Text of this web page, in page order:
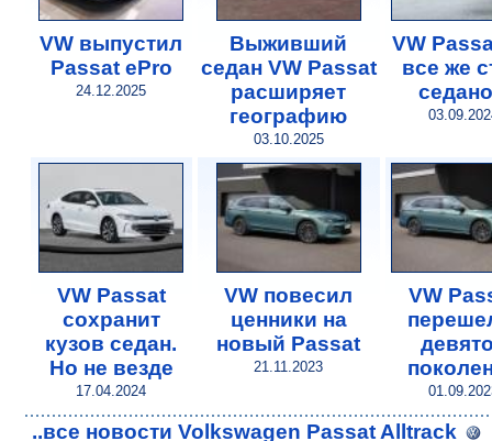
VW выпустил
Passat ePro
24.12.2025
Выживший
седан VW Passat
расширяет
географию
03.10.2025
VW
все же
VW Passat
сохранит
кузов седан.
Но не везде
17.04.2024
VW повесил
ценники на
новый Passat
21.11.2023
VW
..все новости Volkswagen Passat Alltrack